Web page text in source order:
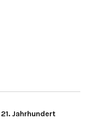
Jahrhundert